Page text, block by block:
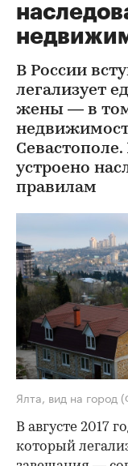
В России
легализует
жены — в том
устроено
правилам
Ялта, вид на город
В августе 2017
который